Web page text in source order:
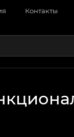
Контакты